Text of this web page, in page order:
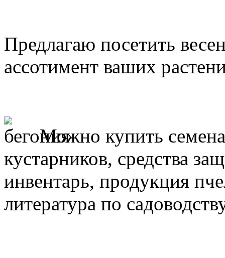
Предлагаю посетить
ассотимент ваших
Можно купить
кустарников, средства
инвентарь, продукция
литература по